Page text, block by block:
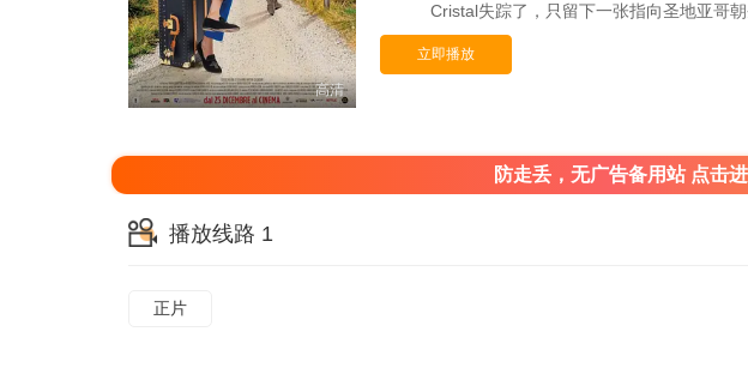
高清
Cristal失踪了，只留下一张指向圣地亚哥
立即播放
防走丢，无广告备用站 点击
播放线路 1
正片